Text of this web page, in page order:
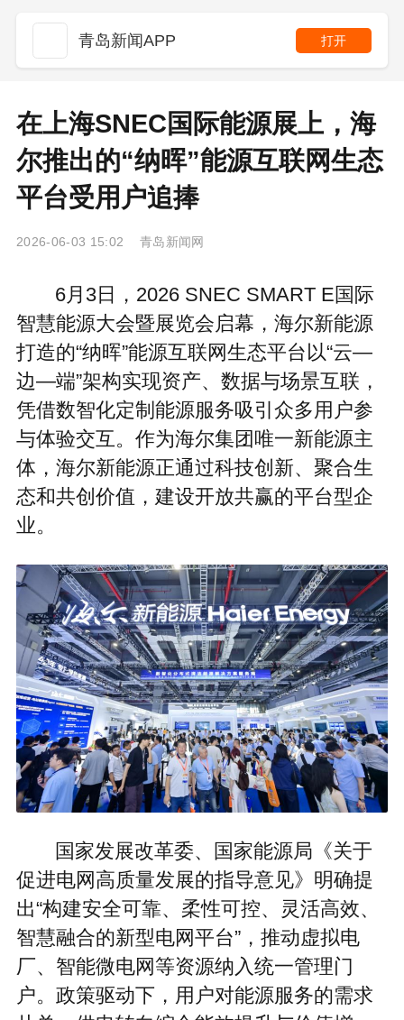
青岛新闻APP 打开
在上海SNEC国际能源展上，海
尔推出的“纳晖”能源互联网生态
平台受用户追捧
2026-06-03 15:02 青岛新闻网
6月3日，2026 SNEC SMART E国际
智慧能源大会暨展览会启幕，海尔新能源
打造的“纳晖”能源互联网生态平台以“云—
边—端”架构实现资产、数据与场景互联，
凭借数智化定制能源服务吸引众多用户参
与体验交互。作为海尔集团唯一新能源主
体，海尔新能源正通过科技创新、聚合生
态和共创价值，建设开放共赢的平台型企
业。
国家发展改革委、国家能源局《关于
促进电网高质量发展的指导意见》明确提
出“构建安全可靠、柔性可控、灵活高效、
智慧融合的新型电网平台”，推动虚拟电
厂、智能微电网等资源纳入统一管理门
户。政策驱动下，用户对能源服务的需求